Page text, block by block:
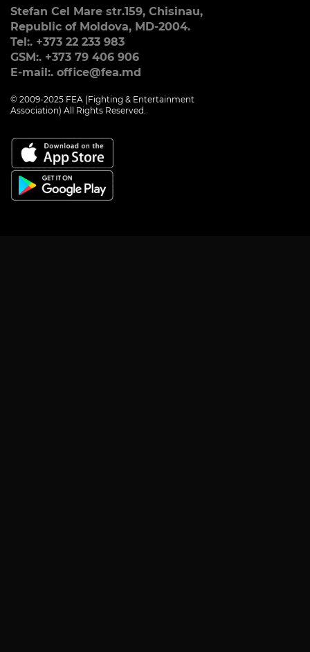
Stefan Cel Mare str.159, Chisinau,
Republic of Moldova, MD-2004.
Tel:. +373 22 233 983
GSM:. +373 79 406 906
E-mail:. office@fea.md
© 2009-2025 FEA (Fighting & Entertainment
Association) All Rights Reserved.